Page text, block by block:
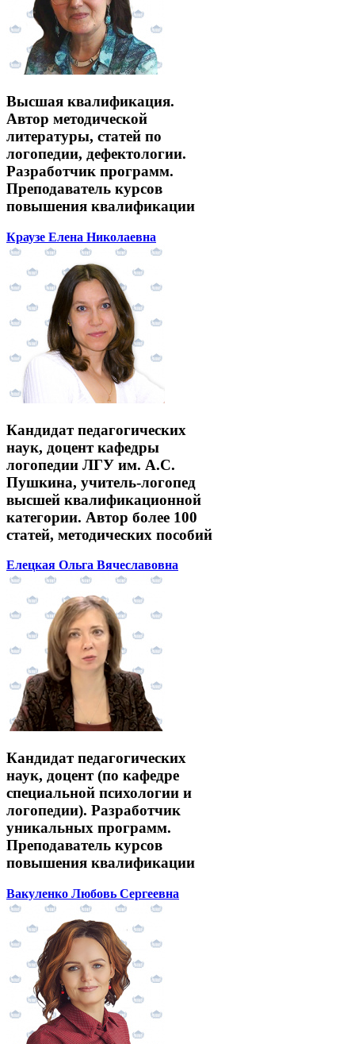
Высшая квалификация.
Автор методической
литературы, статей по
логопедии, дефектологии.
Разработчик программ.
Преподаватель курсов
повышения квалификации
Краузе Елена Николаевна
Кандидат педагогических
наук, доцент кафедры
логопедии ЛГУ им. А.С.
Пушкина, учитель-логопед
высшей квалификационной
категории. Автор более 100
статей, методических пособий
Елецкая Ольга Вячеславовна
Кандидат педагогических
наук, доцент (по кафедре
специальной психологии и
логопедии). Разработчик
уникальных программ.
Преподаватель курсов
повышения квалификации
Вакуленко Любовь Сергеевна